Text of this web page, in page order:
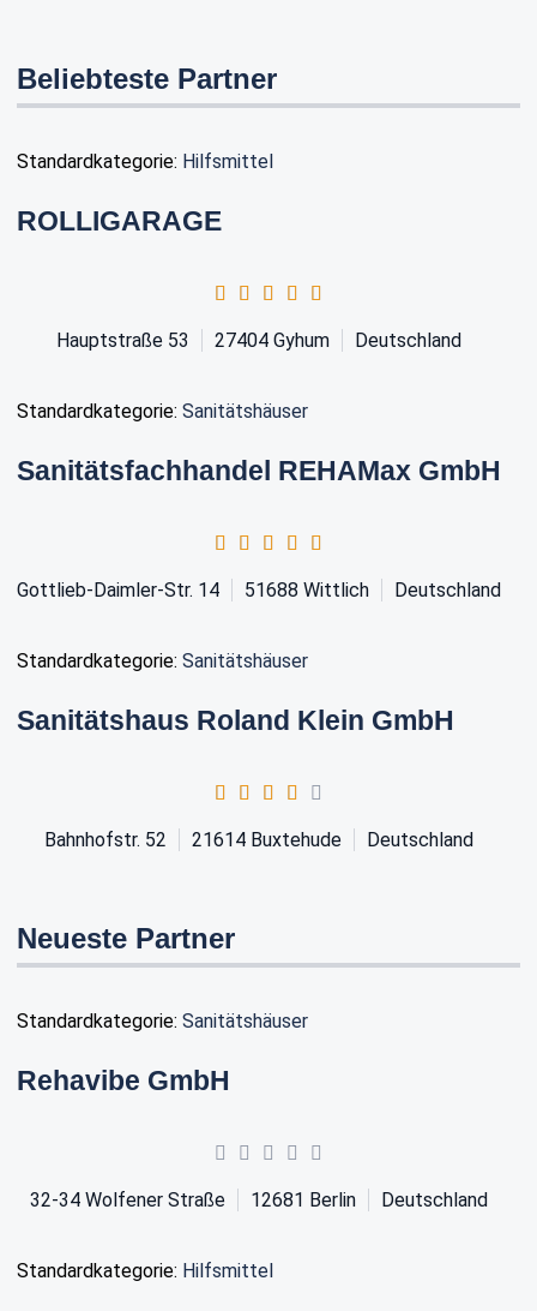
Beliebteste Partner
Standardkategorie: Hilfsmittel
ROLLIGARAGE
Hauptstraße 53 27404 Gyhum Deutschland
Standardkategorie: Sanitätshäuser
Sanitätsfachhandel REHAMax GmbH
Gottlieb-Daimler-Str. 14 51688 Wittlich Deutschland
Standardkategorie: Sanitätshäuser
Sanitätshaus Roland Klein GmbH
Bahnhofstr. 52 21614 Buxtehude Deutschland
Neueste Partner
Standardkategorie: Sanitätshäuser
Rehavibe GmbH
32-34 Wolfener Straße 12681 Berlin Deutschland
Standardkategorie: Hilfsmittel